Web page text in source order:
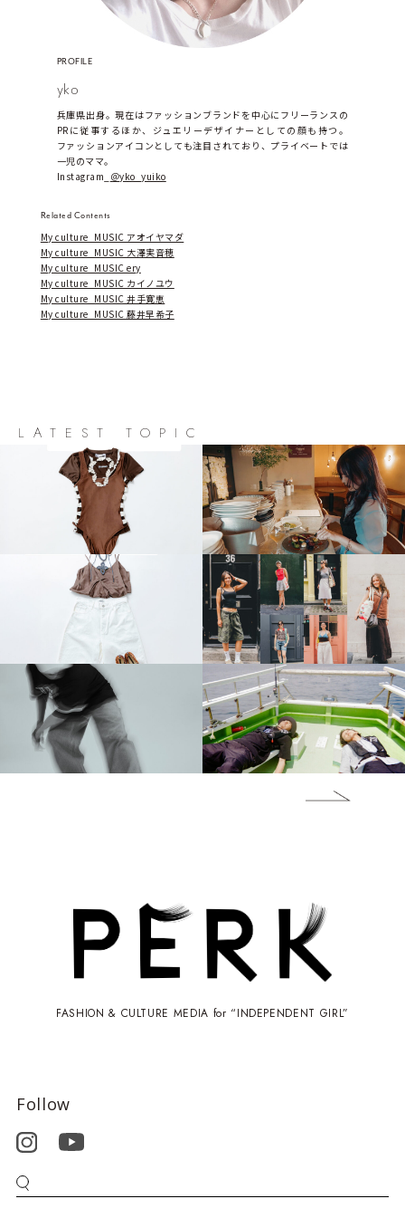
PROFILE
yko
兵庫県出身。現在はファッションブランドを中心にフリーランスの
PRに従事するほか、ジュエリーデザイナーとしての顔も持つ。
ファッションアイコンとしても注目されており、プライベートでは
一児のママ。
Instagram_ ＠yko_yuiko
Related Contents
My culture_MUSIC アオイヤマダ
My culture_MUSIC 大澤実音穂
My culture_MUSIC ery
My culture_MUSIC カイノユウ
My culture_MUSIC 井手寛恵
My culture_MUSIC 藤井早希子
LATEST TOPIC
FASHION & CULTURE MEDIA for “INDEPENDENT GIRL”
Follow